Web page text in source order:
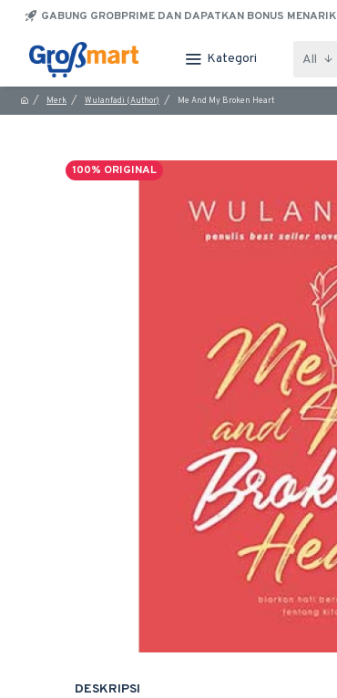
GABUNG GROBPRIME DAN DAPATKAN BONUS MENARIK
Kategori All
Merk Wulanfadi (Author) Me And My Broken Heart
100% ORIGINAL
DESKRIPSI